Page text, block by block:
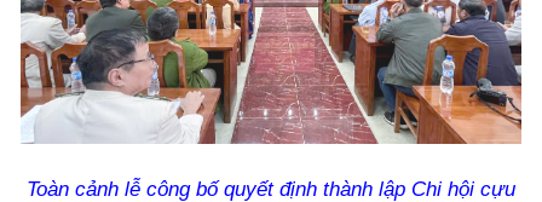
Toàn cảnh lễ công bố quyết định thành lập Chi hội cựu